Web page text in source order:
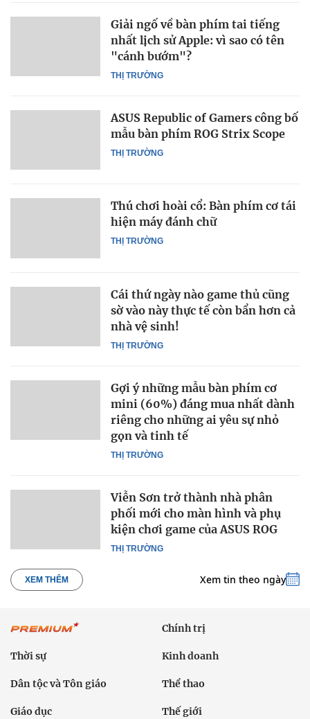
THỊ TRƯỜNG
Giải ngố về bàn phím tai tiếng
nhất lịch sử Apple: vì sao có tên
"cánh bướm"?
THỊ TRƯỜNG
ASUS Republic of Gamers công bố
mẫu bàn phím ROG Strix Scope
THỊ TRƯỜNG
Thú chơi hoài cổ: Bàn phím cơ tái
hiện máy đánh chữ
THỊ TRƯỜNG
Cái thứ ngày nào game thủ cũng
sờ vào này thực tế còn bẩn hơn cả
nhà vệ sinh!
THỊ TRƯỜNG
Gợi ý những mẫu bàn phím cơ
mini (60%) đáng mua nhất dành
riêng cho những ai yêu sự nhỏ
gọn và tinh tế
THỊ TRƯỜNG
Viễn Sơn trở thành nhà phân
phối mới cho màn hình và phụ
kiện chơi game của ASUS ROG
XEM THÊM Xem tin theo ngày
Chính trị
Thời sự Kinh doanh
Dân tộc và Tôn giáo Thể thao
Giáo dục Thế giới